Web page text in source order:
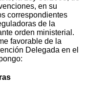
en su
correspondientes
de la
orden ministerial.
favorable de la
Delegada en el